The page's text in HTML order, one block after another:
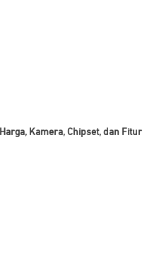
Kamera, Chipset, dan Fitur